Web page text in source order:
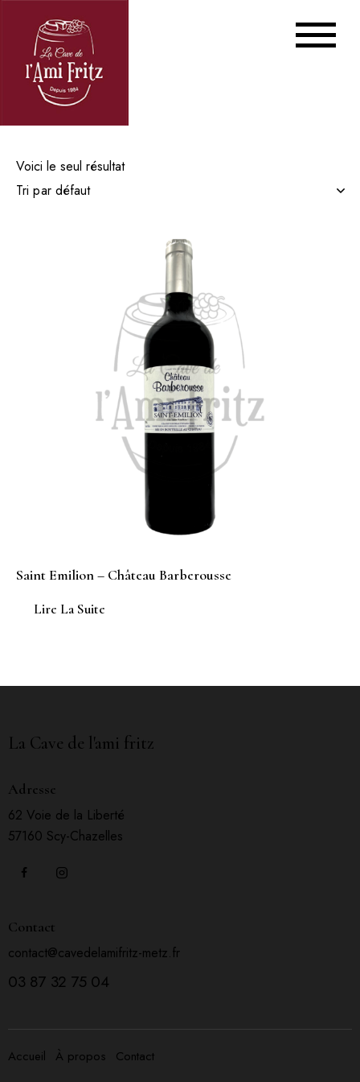
Voici le seul résultat
Saint Emilion – Château Barberousse
Lire La Suite
La Cave de l'ami fritz
Adresse
62 Voie de la Liberté
57160 Scy-Chazelles
Contact
contact@cavedelamifritz-metz.fr
03 87 32 75 04
Accueil À propos Contact